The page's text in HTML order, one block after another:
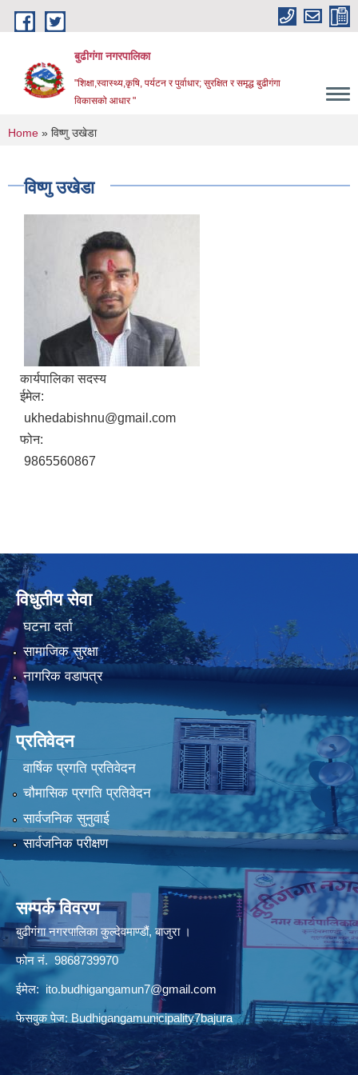
Skip to main content
बुढीगंगा नगरपालिका
"शिक्षा,स्वास्थ्य,कृषि, पर्यटन र पुर्वाधार; सुरक्षित र समृद्ध बुढीगंगा
विकासको आधार "
You are here
Home » विष्णु उखेडा
विष्णु उखेडा
कार्यपालिका सदस्य
ईमेल:
ukhedabishnu@gmail.com
फोन:
9865560867
विधुतीय सेवा
घटना दर्ता
सामाजिक सुरक्षा
नागरिक वडापत्र
प्रतिवेदन
वार्षिक प्रगति प्रतिवेदन
चौमासिक प्रगति प्रतिवेदन
सार्वजनिक सुनुवाई
सार्वजनिक परीक्षण
सम्पर्क विवरण
बुढीगंगा नगरपालिका कुल्देवमाण्डौं, बाजुरा ।
फोन नं. 9868739970
ईमेल: ito.budhigangamun7@gmail.com
फेसवुक पेज: Budhigangamunicipality7bajura